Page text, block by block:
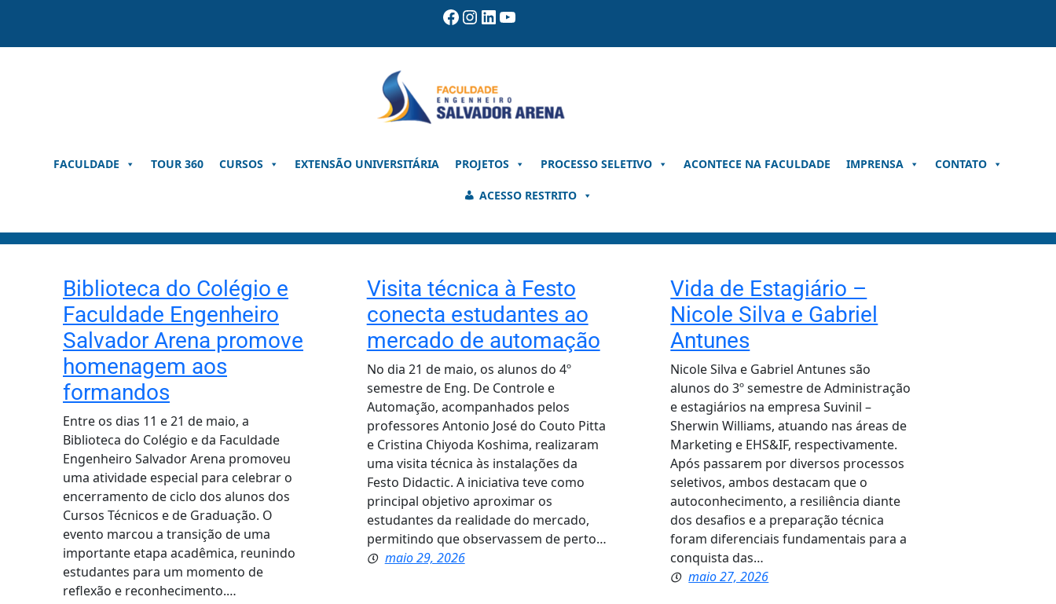
o
Facebook
Instagram
LinkedIn
Youtube
FACULDADE TOUR 360 CURSOS EXTENSÃO UNIVERSITÁRIA PROJETOS PROCESSO SELETIVO ACONTECE NA FACULDADE IMPRENSA CONTATO
ACESSO RESTRITO
Biblioteca do Colégio e
Faculdade Engenheiro
Salvador Arena promove
homenagem aos
formandos
Entre os dias 11 e 21 de maio, a
Biblioteca do Colégio e da Faculdade
Engenheiro Salvador Arena promoveu
uma atividade especial para celebrar o
encerramento de ciclo dos alunos dos
Cursos Técnicos e de Graduação. O
evento marcou a transição de uma
importante etapa acadêmica, reunindo
estudantes para um momento de
reflexão e reconhecimento.…
Visita técnica à Festo
conecta estudantes ao
mercado de automação
No dia 21 de maio, os alunos do 4º
semestre de Eng. De Controle e
Automação, acompanhados pelos
professores Antonio José do Couto Pitta
e Cristina Chiyoda Koshima, realizaram
uma visita técnica às instalações da
Festo Didactic. A iniciativa teve como
principal objetivo aproximar os
estudantes da realidade do mercado,
permitindo que observassem de perto…
maio 29, 2026
Vida de Estagiário –
Nicole Silva e Gabriel
Antunes
Nicole Silva e Gabriel Antunes são
alunos do 3º semestre de Administração
e estagiários na empresa Suvinil –
Sherwin Williams, atuando nas áreas de
Marketing e EHS&IF, respectivamente.
Após passarem por diversos processos
seletivos, ambos destacam que o
autoconhecimento, a resiliência diante
dos desafios e a preparação técnica
foram diferenciais fundamentais para a
conquista das…
maio 27, 2026